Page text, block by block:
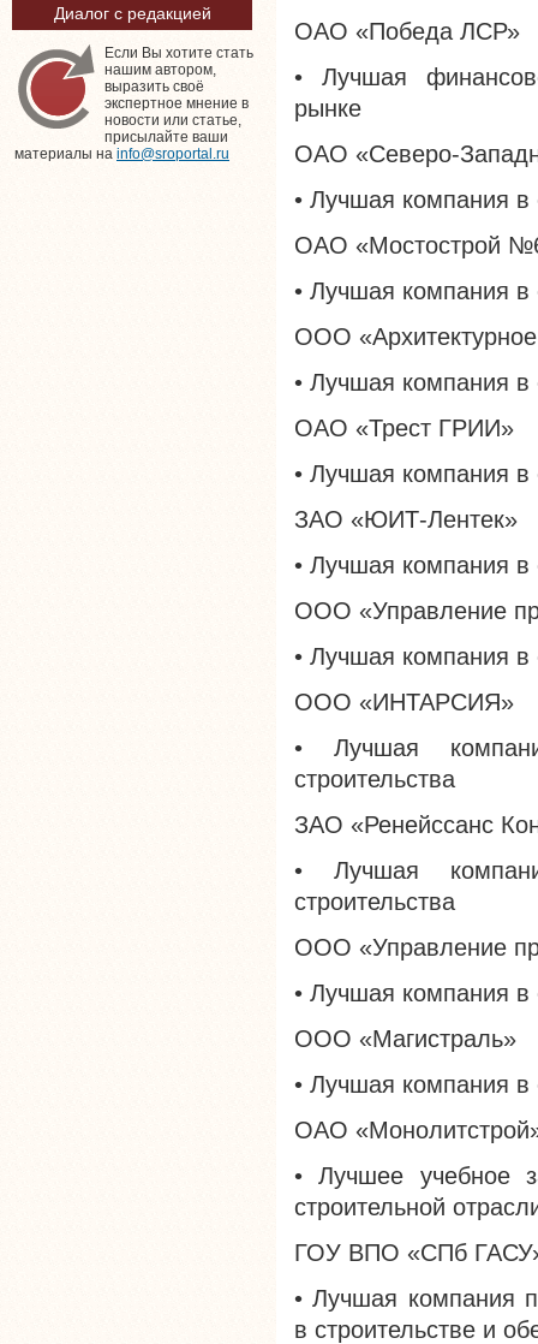
Диалог с редакцией
Если Вы хотите стать
нашим автором,
выразить своё
экспертное мнение в
новости или статье,
присылайте ваши
материалы на info@sroportal.ru
ОАО «Победа ЛСР»
• Лучшая
рынке
ОАО «Северо-
• Лучшая компания в
ОАО «Мостострой
• Лучшая компания в
ООО
• Лучшая компания
ОАО «Трест ГРИИ»
• Лучшая компания в
ЗАО «ЮИТ-Лентек»
• Лучшая компания в
ООО «Управление
• Лучшая компания в
ООО «ИНТАРСИЯ»
• Лучшая
строительства
ЗАО «Ренейссанс
• Лучшая
строительства
ООО «Управление
• Лучшая компания в
ООО «Магистраль»
• Лучшая компания в
ОАО
• Лучшее учебное
строительной
ГОУ ВПО «СПб
• Лучшая компания
в строительстве и